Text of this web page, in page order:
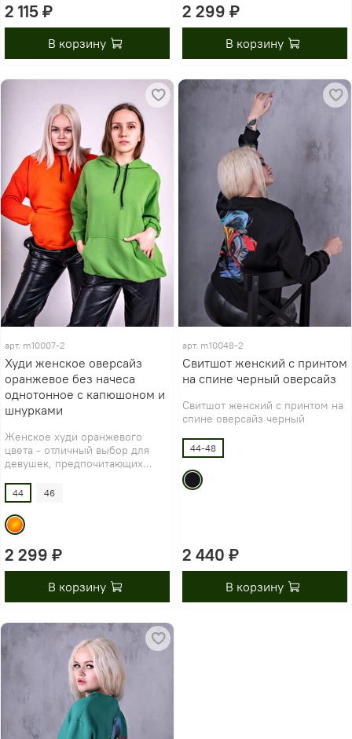
2 115 ₽
В корзину
2 299 ₽
В корзину
арт. m10007-2
Худи женское оверсайз
оранжевое без начеса
однотонное с капюшоном и
шнурками
Женское худи оранжевого
цвета - отличный выбор для
девушек, предпочитающих...
44 46
2 299 ₽
В корзину
арт. m10048-2
Свитшот женский с принтом
на спине черный оверсайз
Свитшот женский с принтом на
спине оверсайз черный
44-48
2 440 ₽
В корзину